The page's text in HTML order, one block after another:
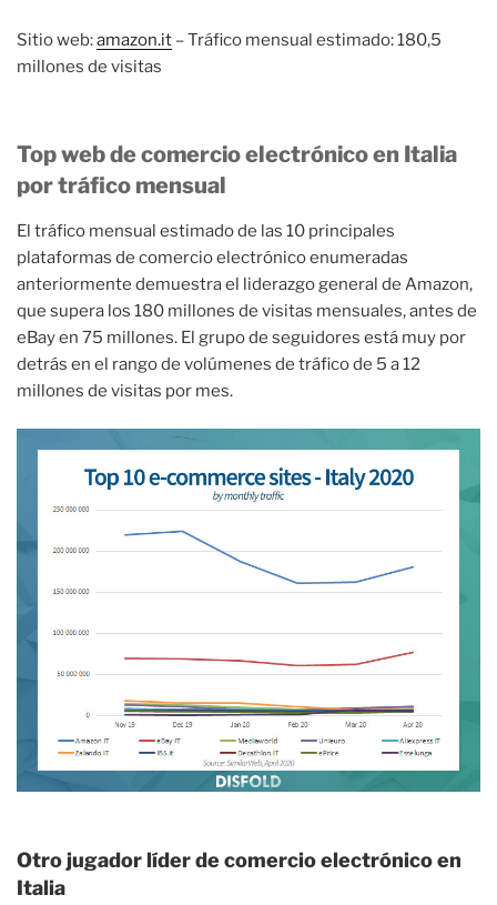
Sitio web:amazon.it – Tráfico mensual estimado: 180,5
millones de visitas
Top web de comercio electrónico en Italia
por tráfico mensual
El tráfico mensual estimado de las 10 principales
plataformas de comercio electrónico enumeradas
anteriormente demuestra el liderazgo general de Amazon,
que supera los 180 millones de visitas mensuales, antes de
eBay en 75 millones. El grupo de seguidores está muy por
detrás en el rango de volúmenes de tráfico de 5 a 12
millones de visitas por mes.
Otro jugador líder de comercio electrónico en
Italia